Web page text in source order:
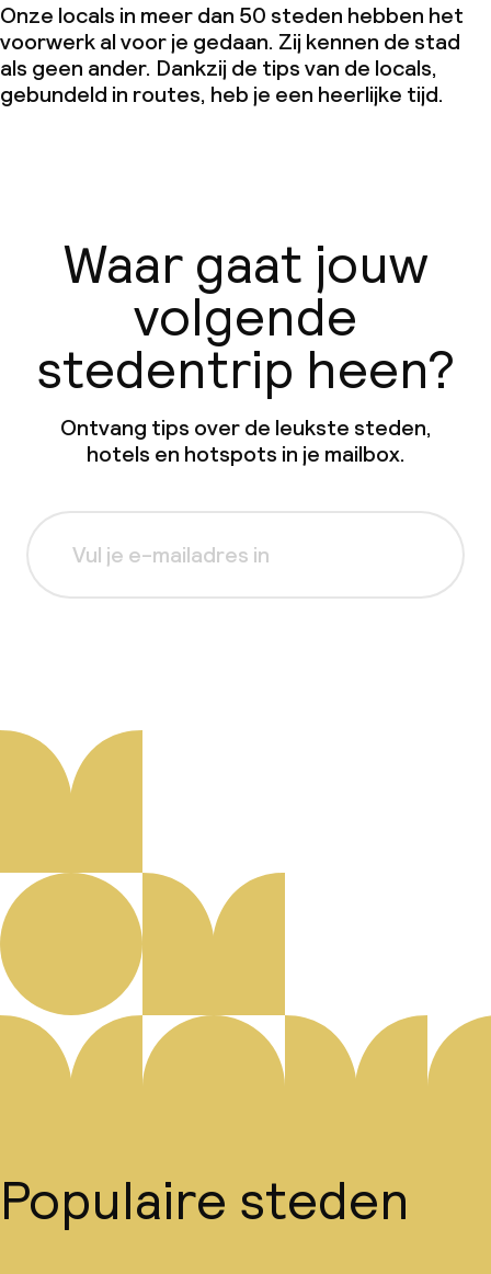
Onze locals in meer dan 50 steden hebben het
voorwerk al voor je gedaan. Zij kennen de stad
als geen ander. Dankzij de tips van de locals,
gebundeld in routes, heb je een heerlijke tijd.
Waar gaat jouw
volgende
stedentrip heen?
Ontvang tips over de leukste steden,
hotels en hotspots in je mailbox.
Populaire steden